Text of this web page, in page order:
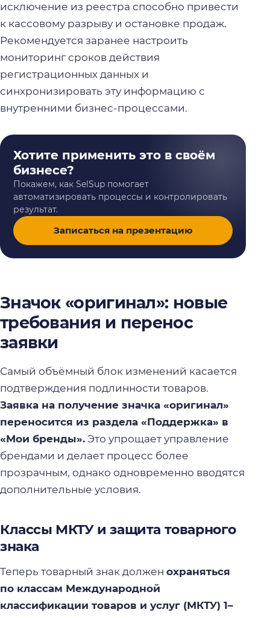
исключение из реестра способно привести
к кассовому разрыву и остановке продаж.
Рекомендуется заранее настроить
мониторинг сроков действия
регистрационных данных и
синхронизировать эту информацию с
внутренними бизнес-процессами.
Хотите применить это в своём
бизнесе?
Покажем, как SelSup помогает
автоматизировать процессы и контролировать
результат.
Записаться на презентацию
Значок «оригинал»: новые
требования и перенос
заявки
Самый объёмный блок изменений касается
подтверждения подлинности товаров.
Заявка на получение значка «оригинал»
переносится из раздела «Поддержка» в
«Мои бренды». Это упрощает управление
брендами и делает процесс более
прозрачным, однако одновременно вводятся
дополнительные условия.
Классы МКТУ и защита товарного
знака
Теперь товарный знак должен охраняться
по классам Международной
классификации товаров и услуг (МКТУ) 1–